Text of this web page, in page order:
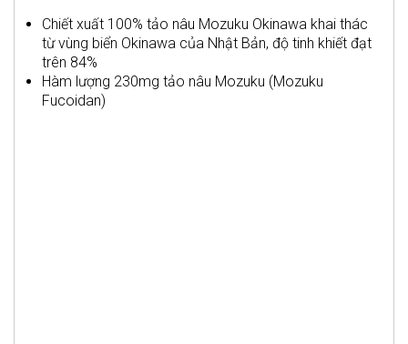
Chiết xuất 100% tảo nâu Mozuku Okinawa khai thác
từ vùng biển Okinawa của Nhật Bản, độ tinh khiết đạt
trên 84%
Hàm lượng 230mg tảo nâu Mozuku (Mozuku
Fucoidan)